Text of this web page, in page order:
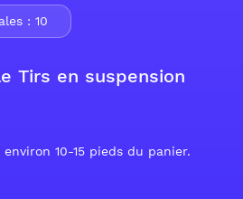
Tirs en suspension
environ 10-15 pieds du panier.
: 10